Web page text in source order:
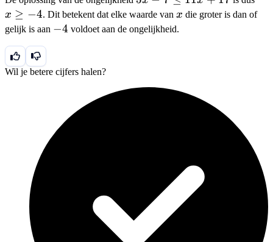
- 7
\le
\ge
x ≥ −4. Dit betekent dat elke waarde van x
x die groter is dan of
gelijk is aan -4
−4 voldoet aan de ongelijkheid.
Wil je betere cijfers halen?